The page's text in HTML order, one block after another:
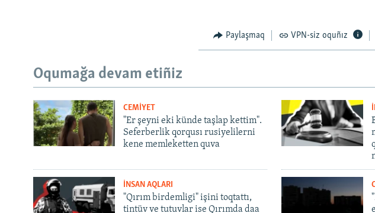
Paylaşmaq VPN-siz oquñız
Oqumağa devam etiñiz
CEMİYET
"Er şeyni eki künde taşlap kettim".
Seferberlik qorqusı rusiyelilerni
kene memleketten quva
İNSAN AQLARI
"Qırım birdemligi" işini toqtattı,
tintüv ve tutuvlar ise Qırımda daa